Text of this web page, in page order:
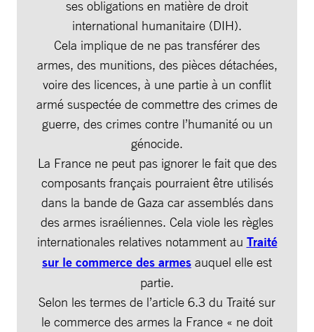
ses obligations en matière de droit
international humanitaire (DIH).
Cela implique de ne pas transférer des
armes, des munitions, des pièces détachées,
voire des licences, à une partie à un conflit
armé suspectée de commettre des crimes de
guerre, des crimes contre l’humanité ou un
génocide.
La France ne peut pas ignorer le fait que des
composants français pourraient être utilisés
dans la bande de Gaza car assemblés dans
des armes israéliennes. Cela viole les règles
internationales relatives notamment au Traité
sur le commerce des armes auquel elle est
partie.
Selon les termes de l’article 6.3 du Traité sur
le commerce des armes la France « ne doit